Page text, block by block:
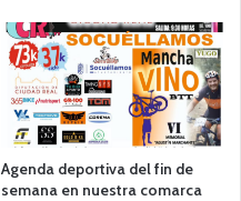
Agenda deportiva del fin de
semana en nuestra comarca